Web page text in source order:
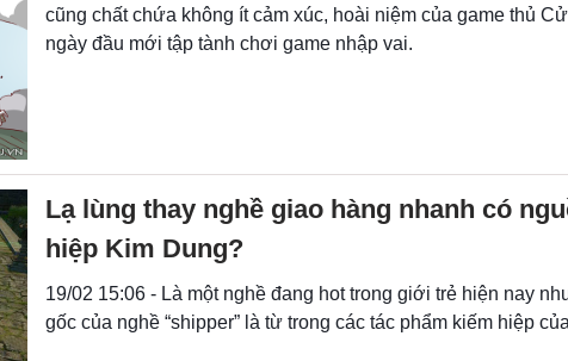
cũng chất chứa không ít cảm xúc, hoài niệm của game thủ
ngày đầu mới tập tành chơi game nhập vai.
Lạ lùng thay nghề giao hàng nhanh có
hiệp Kim Dung?
19/02 15:06 - Là một nghề đang hot trong giới trẻ hiện nay
gốc của nghề “shipper” là từ trong các tác phẩm kiếm hiệp